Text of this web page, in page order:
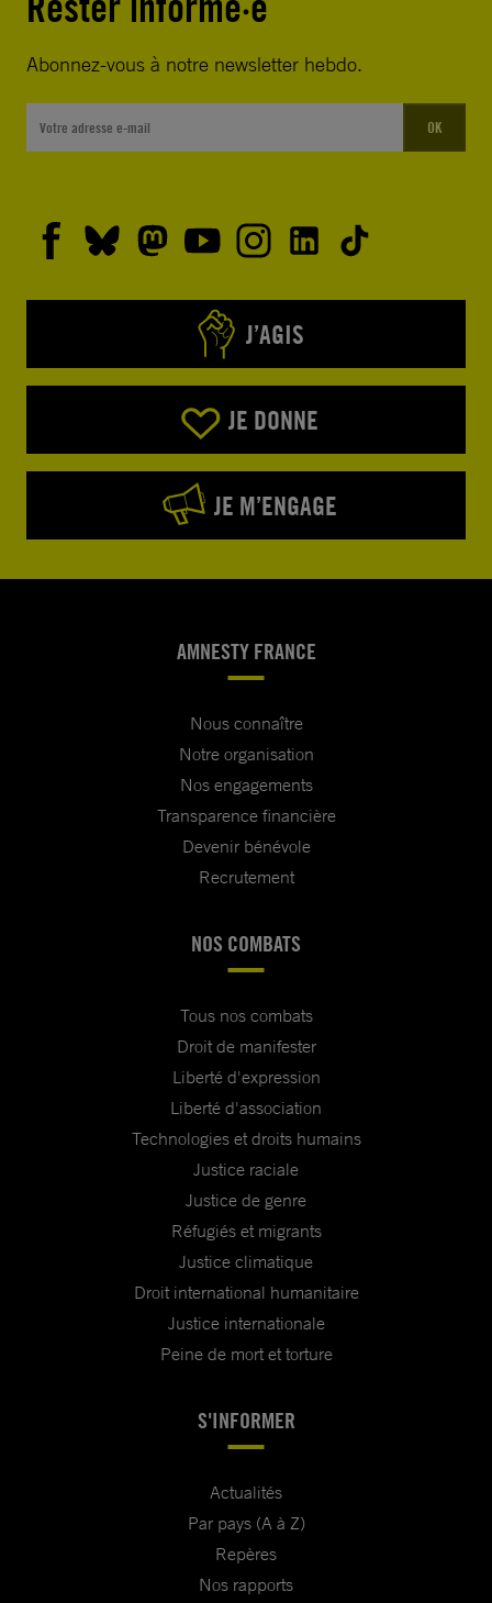
Abonnez-vous à notre newsletter hebdo.
OK
J’AGIS
JE DONNE
JE M’ENGAGE
AMNESTY FRANCE
Nous connaître
Notre organisation
Nos engagements
Transparence financière
Devenir bénévole
Recrutement
NOS COMBATS
Tous nos combats
Droit de manifester
Liberté d'expression
Liberté d'association
Technologies et droits humains
Justice raciale
Justice de genre
Réfugiés et migrants
Justice climatique
Droit international humanitaire
Justice internationale
Peine de mort et torture
S'INFORMER
Actualités
Par pays (A à Z)
Repères
Nos rapports